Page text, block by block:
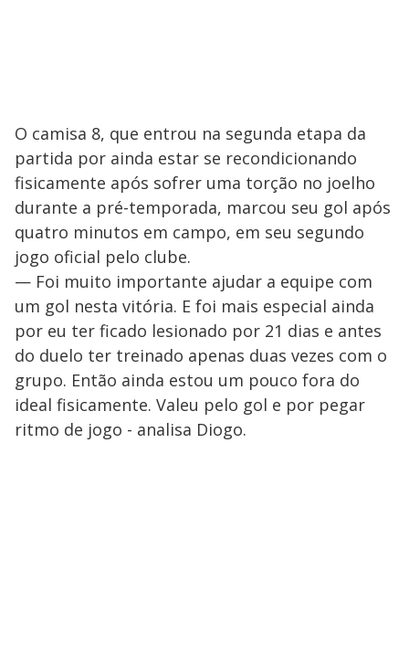
O camisa 8, que entrou na segunda etapa da
partida por ainda estar se recondicionando
fisicamente após sofrer uma torção no joelho
durante a pré-temporada, marcou seu gol após
quatro minutos em campo, em seu segundo
jogo oficial pelo clube.
— Foi muito importante ajudar a equipe com
um gol nesta vitória. E foi mais especial ainda
por eu ter ficado lesionado por 21 dias e antes
do duelo ter treinado apenas duas vezes com o
grupo. Então ainda estou um pouco fora do
ideal fisicamente. Valeu pelo gol e por pegar
ritmo de jogo - analisa Diogo.